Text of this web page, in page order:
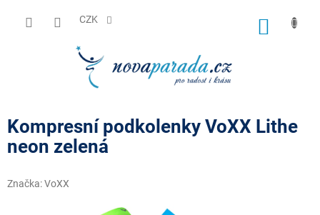
CZK
Kompresní podkolenky VoXX Lithe
neon zelená
Značka:VoXX